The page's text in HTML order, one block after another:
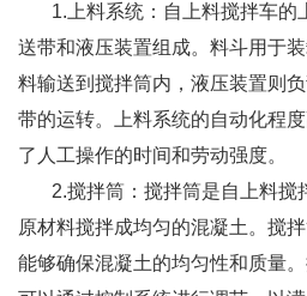
1.上料系统：自上料搅拌车的
送带和液压装置组成。料斗用于
料输送到搅拌筒内，液压装置则
带的运转。上料系统的自动化程
了人工操作的时间和劳动强度。
2.搅拌筒：搅拌筒是自上料搅
原材料搅拌成均匀的混凝土。搅
能够确保混凝土的均匀性和质量